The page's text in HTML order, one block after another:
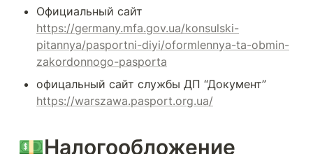
https://germany.mfa.gov.ua/konsulski-
pitannya/pasportni-diyi/oformlennya-ta-obmin-
zakordonnogo-pasporta
https://warszawa.pasport.org.ua/
💵Налогообложение